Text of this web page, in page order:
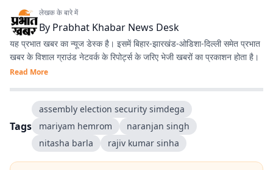
लेखक के बारे में
By Prabhat Khabar News Desk
यह प्रभात खबर का न्यूज डेस्क है। इसमें बिहार-झारखंड-ओडिशा-दिल्‍ली समेत प्रभात
खबर के विशाल ग्राउंड नेटवर्क के रिपोर्ट्स के जरिए भेजी खबरों का प्रकाशन होता है।
Read More
Tags
assembly election security simdega
mariyam hemrom
naranjan singh
nitasha barla
rajiv kumar sinha